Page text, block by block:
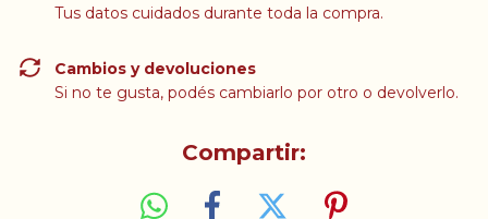
Tus datos cuidados durante toda la compra.
Cambios y devoluciones
Si no te gusta, podés cambiarlo por otro o devolverlo.
Compartir: